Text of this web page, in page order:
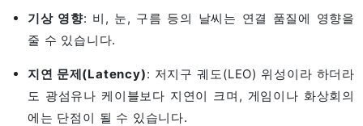
기상 영향: 비, 눈, 구름 등의 날씨는 연결 품질에 영향을
줄 수 있습니다.
지연 문제(Latency): 저지구 궤도(LEO) 위성이라 하더라
도 광섬유나 케이블보다 지연이 크며, 게임이나 화상회의
에는 단점이 될 수 있습니다.